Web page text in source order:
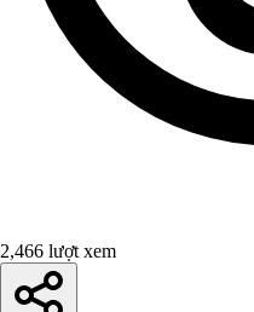
2,466 lượt xem